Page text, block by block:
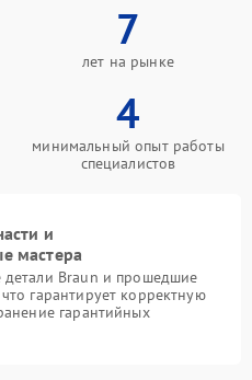
7
лет на рынке
4
минимальный опыт работы
специалистов
и
мастера
детали Braun и прошедшие
гарантирует корректную
гарантийных